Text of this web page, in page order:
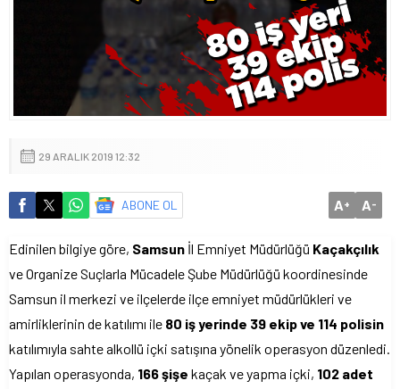
29 ARALIK 2019 12:32
ABONE OL A+ A-
Edinilen bilgiye göre, Samsun İl Emniyet Müdürlüğü Kaçakçılık
ve Organize Suçlarla Mücadele Şube Müdürlüğü koordinesinde
Samsun il merkezi ve ilçelerde ilçe emniyet müdürlükleri ve
amirliklerinin de katılımı ile 80 iş yerinde 39 ekip ve 114 polisin
katılımıyla sahte alkollü içki satışına yönelik operasyon düzenledi.
Yapılan operasyonda, 166 şişe kaçak ve yapma içki, 102 adet